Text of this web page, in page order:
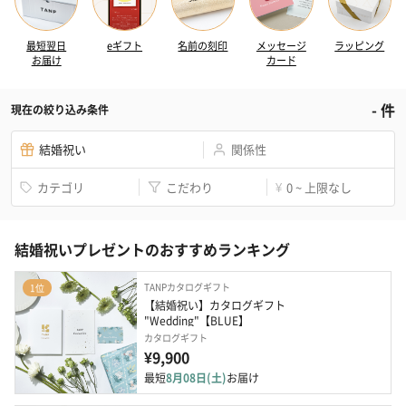
最短翌日
お届け
eギフト 名前の刻印
メッセージ
カード
ラッピング
現在の絞り込み条件 -件
結婚祝い 関係性
カテゴリ こだわり ¥ 0 ~ 上限なし
結婚祝いプレゼントのおすすめランキング
1位 TANPカタログギフト
【結婚祝い】カタログギフト
"Wedding"【BLUE】
カタログギフト
¥9,900
最短8月08日(土)お届け